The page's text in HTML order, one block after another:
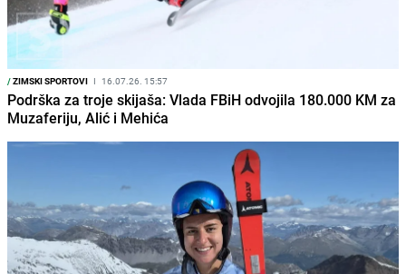
/ZIMSKI SPORTOVI I 16.07.26. 15:57
Podrška za troje skijaša: Vlada FBiH odvojila 180.000 KM za
Muzaferiju, Alić i Mehića